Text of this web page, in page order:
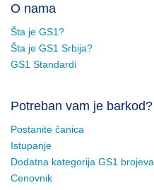
O nama
Šta je GS1?
Šta je GS1 Srbija?
GS1 Standardi
Potreban vam je barkod?
Postanite čanica
Istupanje
Dodatna kategorija GS1 brojeva
Cenovnik